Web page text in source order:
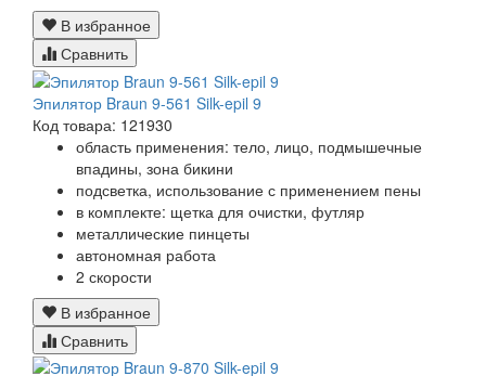
В избранное
Сравнить
Эпилятор Braun 9-561 Silk-epil 9
Код товара: 121930
область применения: тело, лицо, подмышечные
впадины, зона бикини
подсветка, использование с применением пены
в комплекте: щетка для очистки, футляр
металлические пинцеты
автономная работа
2 скорости
В избранное
Сравнить